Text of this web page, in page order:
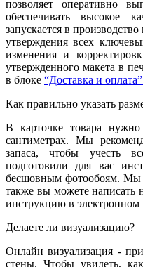
позволяет оперативно
обеспечивать высокое
запускается в
утверждения всех
изменения и
утвержденного макета в
в блоке “Доставка и
Как правильно указать
В карточке товара
сантиметрах. Мы
запаса, чтобы учесть
подготовили для вас
бесшовным фотообоям. Мы
также вы можете написать
инструкцию в электронном
Делаете ли визуализацию?
Онлайн визуализация -
стены. Чтобы увидеть,